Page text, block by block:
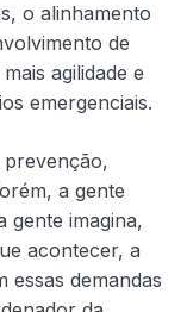
o alinhamento
de
agilidade e
emergenciais.
prevenção,
a gente
gente imagina,
acontecer, a
essas demandas